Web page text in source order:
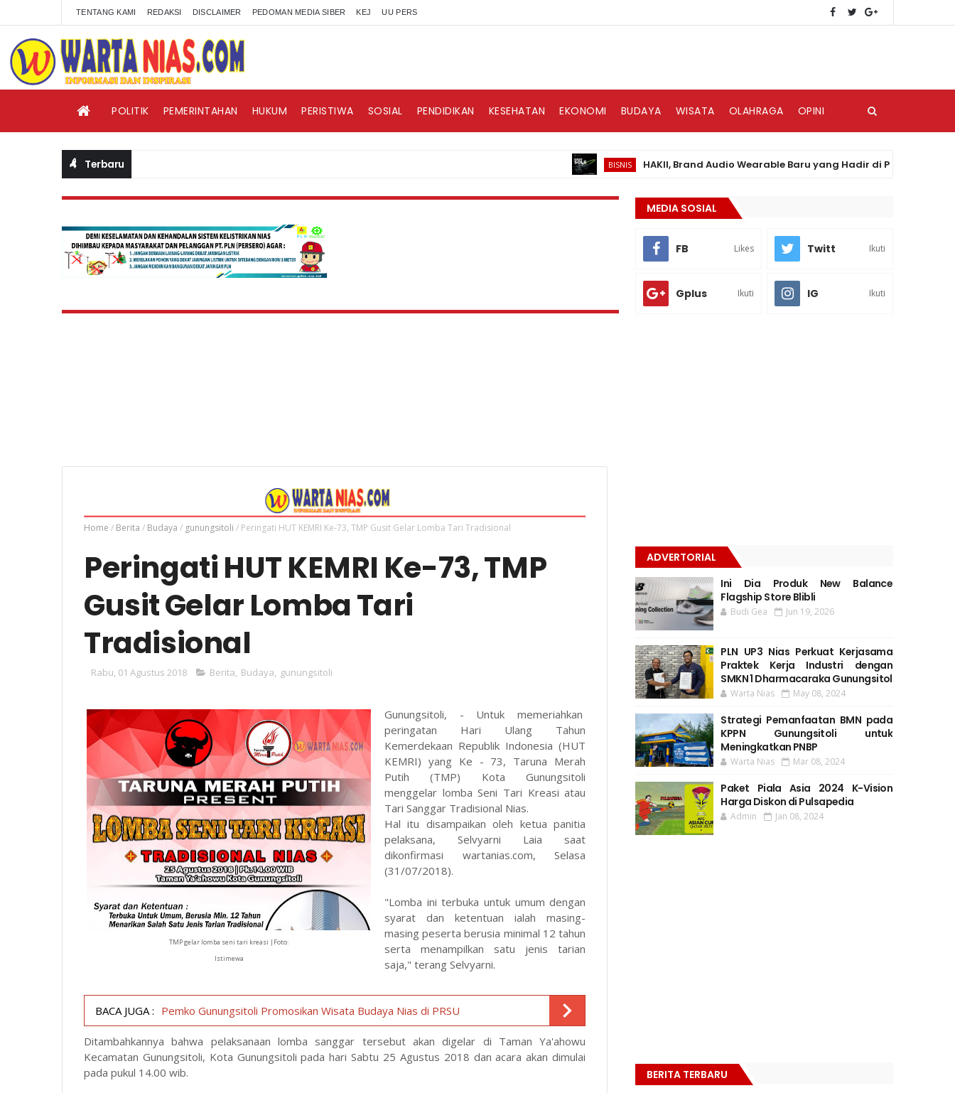
TENTANG KAMI REDAKSI DISCLAIMER PEDOMAN MEDIA SIBER KEJ UU PERS
POLITIK PEMERINTAHAN HUKUM PERISTIWA SOSIAL PENDIDIKAN KESEHATAN EKONOMI BUDAYA WISATA OLAHRAGA OPINI
Terbaru BISNIS HAKII, Brand Audio Wearable Baru yang Hadir di Pasar Indonesia
Home / Berita / Budaya / gunungsitoli / Peringati HUT KEMRI Ke-73, TMP Gusit Gelar Lomba Tari Tradisional
Peringati HUT KEMRI Ke-73, TMP
Gusit Gelar Lomba Tari
Tradisional
Rabu, 01 Agustus 2018 Berita Budaya gunungsitoli
TMP gelar lomba seni tari kreasi |Foto:
Istimewa
Gunungsitoli, - Untuk memeriahkan
peringatan Hari Ulang Tahun
Kemerdekaan Republik Indonesia (HUT
KEMRI) yang Ke - 73, Taruna Merah
Putih (TMP) Kota Gunungsitoli
menggelar lomba Seni Tari Kreasi atau
Tari Sanggar Tradisional Nias.
Hal itu disampaikan oleh ketua panitia
pelaksana, Selvyarni Laia saat
dikonfirmasi wartanias.com, Selasa
(31/07/2018).
"Lomba ini terbuka untuk umum dengan
syarat dan ketentuan ialah masing-
masing peserta berusia minimal 12 tahun
serta menampilkan satu jenis tarian
saja," terang Selvyarni.
BACA JUGA : Pemko Gunungsitoli Promosikan Wisata Budaya Nias di PRSU
Ditambahkannya bahwa pelaksanaan lomba sanggar tersebut akan digelar di Taman Ya'ahowu
Kecamatan Gunungsitoli, Kota Gunungsitoli pada hari Sabtu 25 Agustus 2018 dan acara akan dimulai
pada pukul 14.00 wib.
MEDIA SOSIAL
FB Likes Twitt Ikuti
Gplus Ikuti IG Ikuti
ADVERTORIAL
Ini Dia Produk New Balance
Flagship Store Blibli
Budi Gea Jun 19, 2026
PLN UP3 Nias Perkuat Kerjasama
Praktek Kerja Industri dengan
SMKN 1 Dharmacaraka Gunungsitol
Warta Nias May 08, 2024
Strategi Pemanfaatan BMN pada
KPPN Gunungsitoli untuk
Meningkatkan PNBP
Warta Nias Mar 08, 2024
Paket Piala Asia 2024 K-Vision
Harga Diskon di Pulsapedia
Admin Jan 08, 2024
BERITA TERBARU